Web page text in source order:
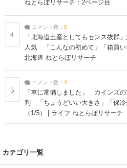
ねとらぼリサーチ：2ページ目
4
コメント数： 5
「北海道土産としてもセンス抜群
人気 「こんなの初めて」「箱買い
北海道 ねとらぼリサーチ
5
コメント数： 4
「車に常備しました」 カインズの
判 「ちょうどいい大きさ」「保冷
（1/5） | ライフ ねとらぼリサーチ
カテゴリ一覧